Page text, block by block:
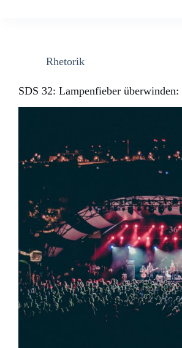
Rhetorik
SDS 32: Lampenfieber überwinden: